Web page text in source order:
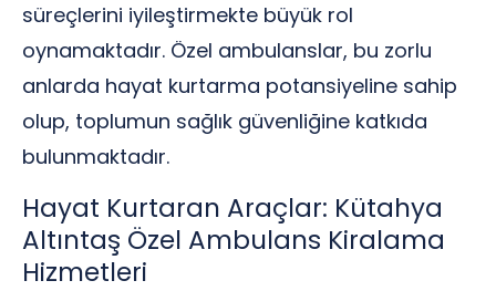
süreçlerini iyileştirmekte büyük rol
oynamaktadır. Özel ambulanslar, bu zorlu
anlarda hayat kurtarma potansiyeline sahip
olup, toplumun sağlık güvenliğine katkıda
bulunmaktadır.
Hayat Kurtaran Araçlar: Kütahya
Altıntaş Özel Ambulans Kiralama
Hizmetleri